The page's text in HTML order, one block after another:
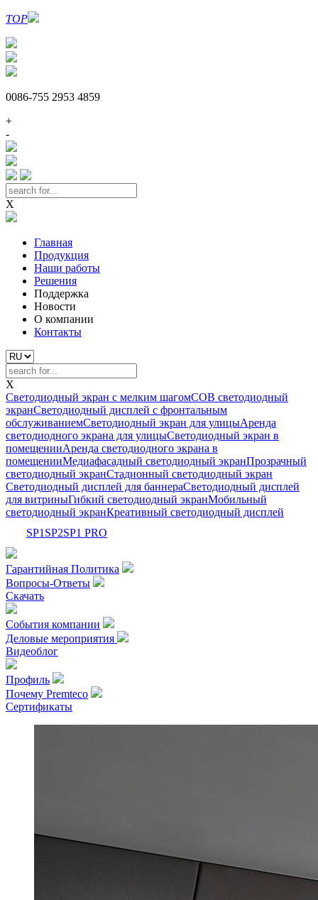
TOP
0086-755 2953 4859
+
-
X
Главная
Продукция
Наши работы
Решения
Поддержка
Новости
О компании
Контакты
X
Светодиодный экран с мелким шагомCOB светодиодный
экранСветодиодный дисплей с фронтальным
обслуживаниемСветодиодный экран для улицыАренда
светодиодного экрана для улицыСветодиодный экран в
помещенииАренда светодиодного экрана в
помещенииМедиафасадный светодиодный экранПрозрачный
светодиодный экранСтадионный светодиодный экран
Светодиодный дисплей для баннераСветодиодный дисплей
для витриныГибкий светодиодный экранМобильный
светодиодный экранКреативный светодиодный дисплей
SP1 SP2SP1 PRO
Гарантийная Политика
Вопросы-Ответы
Скачать
События компании
Деловые мероприятия
Видеоблог
Профиль
Почему Premteco
Сертификаты